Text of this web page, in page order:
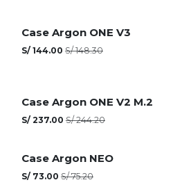
Agotado
Case Argon ONE V3
S/ 144.00 S/148.30
Agotado
Case Argon ONE V2 M.2
S/ 237.00 S/244.20
Agotado
Case Argon NEO
S/ 73.00 S/75.20